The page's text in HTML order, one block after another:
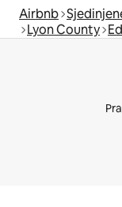
Airbnb
Lyon County